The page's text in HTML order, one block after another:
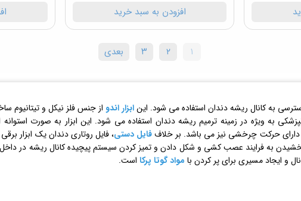
افزودن به سبد خرید
۱ ۲ ۳ بعدی
به کانال ریشه دندان استفاده می شود. اینابزار اندو از جنس فلز نیکل و تیتانیوم
به ویژه در زمینه ترمیم ریشه دندان استفاده می شود. این ابزار به صورت
حرکت چرخشی نیز می باشد. بر خلاففایل دستی، فایل روتاری دندان یک ابزار
به فرایند عصب کشی و شکل دادن و تمیز کردن سیستم پیچیده کانال ریشه در
و ایجاد مسیری برای پر کردن با مواد گوتا پرکا است.